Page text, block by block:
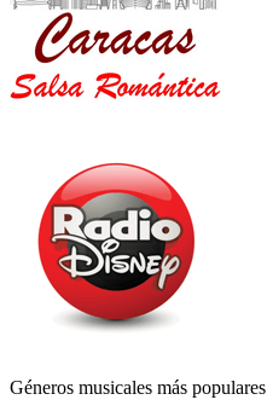
Géneros musicales más populares